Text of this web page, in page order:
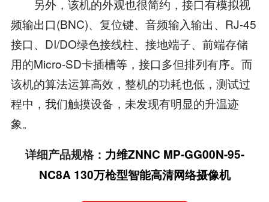
另外，该机的外观也很简约，接口有模拟视
频输出口(BNC)、复位键、音频输入输出、RJ-45
接口、DI/DO绿色接线柱、接地端子、前端存储
用的Micro-SD卡插槽等，接口多但排列有序。而
该机的算法运算高效，整机的功耗也低，测试过
程中，我们触摸设备，未发现有明显的升温迹
象。
详细产品规格： 力维ZNNC MP-GG00N-95-
NC8A 130万枪型智能高清网络摄像机